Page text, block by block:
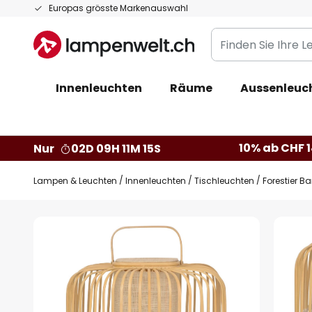
Europas grösste Markenauswahl
Zum
springen
Finden
Sie
Leuchte...
Innenleuchten Räume
Nur
02D 09H 11M 14S 10% ab CHF
Lampen & Leuchten Innenleuchten Tischleuchten Forestier
Bildgalerie
springen